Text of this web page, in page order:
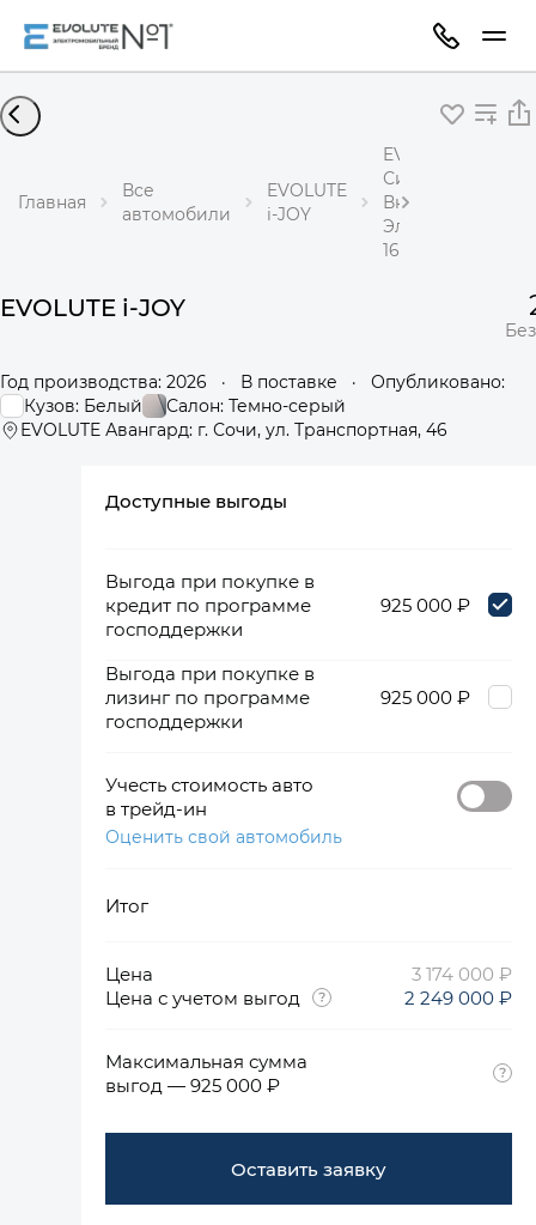
Главная
Все
автомобили
EVOLUTE
i-JOY
EVOLUTE i-JOY
Сити+
Внедорожник
Электричество
163 л.с. АКПП
EVOLUTE i-JOY
Год производства: 2026 · В поставке ·
Опубликовано:
Кузов: Белый
Салон: Темно-серый
EVOLUTE Авангард: г. Сочи, ул. Транспортная, 46
Доступные выгоды
Выгода при покупке в
кредит по программе
господдержки
925 000 ₽
Выгода при покупке в
лизинг по программе
господдержки
925 000 ₽
Учесть стоимость авто
в трейд-ин
Оценить свой автомобиль
Итог
Цена
3 174 000 ₽
Цена с учетом выгод
2 249 000 ₽
Максимальная сумма
выгод — 925 000 ₽
Оставить заявку